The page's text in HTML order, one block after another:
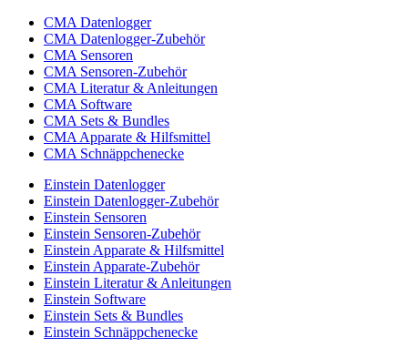
CMA Datenlogger
CMA Datenlogger-Zubehör
CMA Sensoren
CMA Sensoren-Zubehör
CMA Literatur & Anleitungen
CMA Software
CMA Sets & Bundles
CMA Apparate & Hilfsmittel
CMA Schnäppchenecke
Einstein Datenlogger
Einstein Datenlogger-Zubehör
Einstein Sensoren
Einstein Sensoren-Zubehör
Einstein Apparate & Hilfsmittel
Einstein Apparate-Zubehör
Einstein Literatur & Anleitungen
Einstein Software
Einstein Sets & Bundles
Einstein Schnäppchenecke